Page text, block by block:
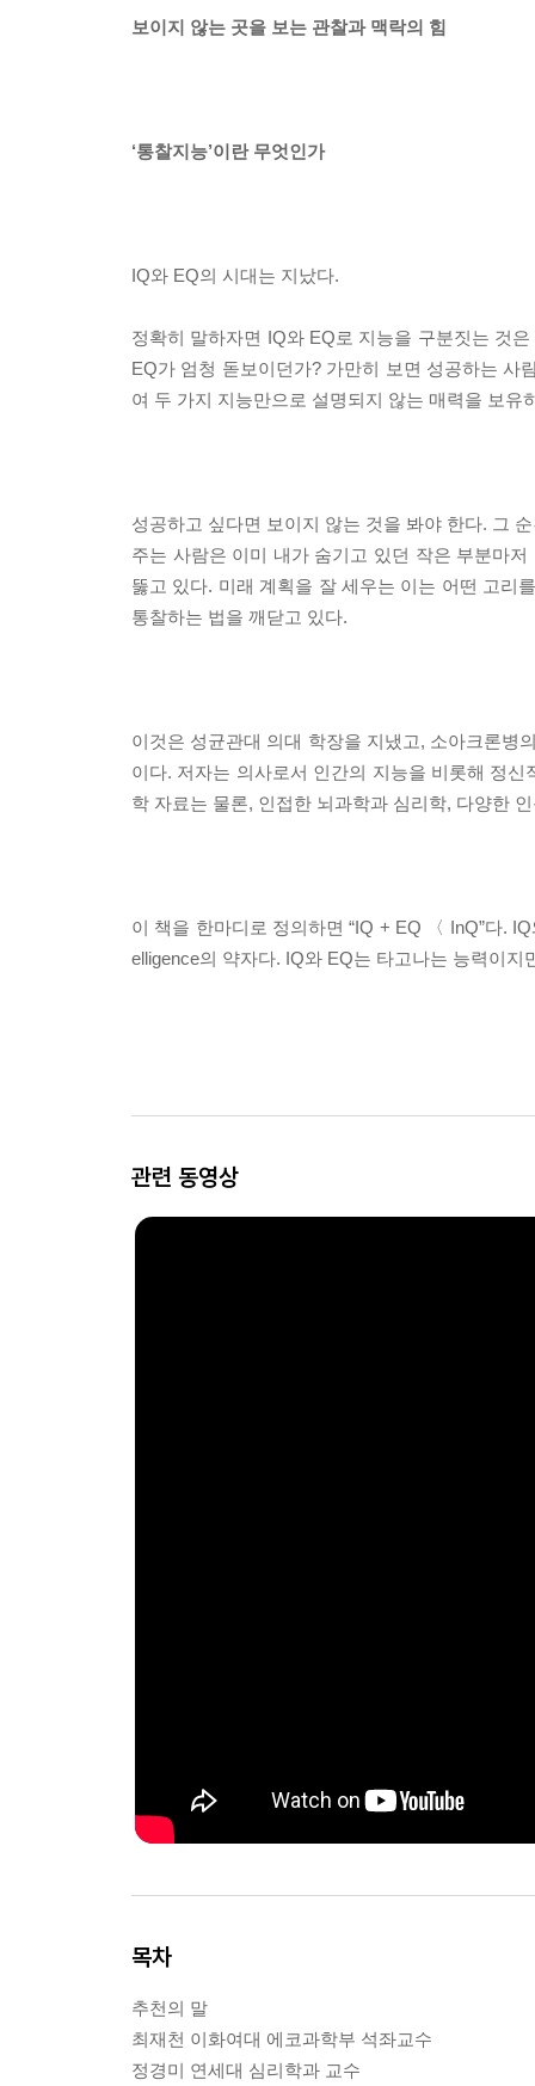
보이지 않는 곳을 보는 관찰과 맥락의 힘
‘통찰지능’이란 무엇인가
IQ와 EQ의 시대는 지났다.
정확히 말하자면 IQ와 EQ로 지능을 구분짓는 것
EQ가 엄청 돋보이던가? 가만히 보면 성공하는 사
여 두 가지 지능만으로 설명되지 않는 매력을 보유
성공하고 싶다면 보이지 않는 것을 봐야 한다. 그
주는 사람은 이미 내가 숨기고 있던 작은 부분마
뚫고 있다. 미래 계획을 잘 세우는 이는 어떤 고리
통찰하는 법을 깨닫고 있다.
이것은 성균관대 의대 학장을 지냈고, 소아크론병
이다. 저자는 의사로서 인간의 지능을 비롯해 정
학 자료는 물론, 인접한 뇌과학과 심리학, 다양한
이 책을 한마디로 정의하면 “IQ + EQ 〈 InQ”다.
elligence의 약자다. IQ와 EQ는 타고나는 능력이지
관련 동영상
목차
추천의 말
최재천 이화여대 에코과학부 석좌교수
정경미 연세대 심리학과 교수